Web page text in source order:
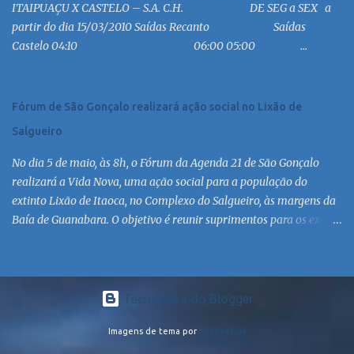
MC 18:30 MC 19:30 MC 20:30 MC 21:30 MC 6:30 MC 7:30 MC 8:30
MC 9:30 MC 10:30 MC 11:30 MC 12:30 MC 13:30 MC 14:30 MC 15:30
MC 16:30 MC 17:30 MC 18:30 MC 19:30 MC 20:30 MC 21:30 MC
ITAIPUAÇU X CASTELO – S.A. C.H. DE SEG a SEX a
partir do dia 15/03/2010 Saídas Recanto Saídas
Castelo 04:10 06:00 05:00 ...
Fórum de São Gonçalo realizará ação social no Lixão de
Salgueiro
No dia 5 de maio, às 8h, o Fórum da Agenda 21 de São Gonçalo
realizará a Vida Nova, uma ação social para a população do
extinto Lixão de Itaoca, no Complexo do Salgueiro, às margens da
Baía de Guanabara. O objetivo é reunir suprimentos para os ex-
participação de ONGs locais e da população do município. Aos
interessados em participar, basta se dirigir à Rua Dr. Feliciano
sexta. Mais informações também podem ser obtidas pelo telefone
Tecnologia do Blogger
Imagens de tema por MichaelJay